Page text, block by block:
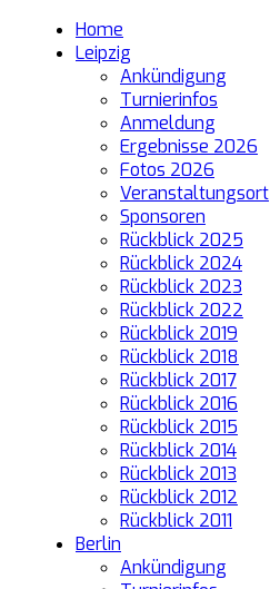
Home
Leipzig
Ankündigung
Turnierinfos
Anmeldung
Ergebnisse 2026
Fotos 2026
Veranstaltungsort
Sponsoren
Rückblick 2025
Rückblick 2024
Rückblick 2023
Rückblick 2022
Rückblick 2019
Rückblick 2018
Rückblick 2017
Rückblick 2016
Rückblick 2015
Rückblick 2014
Rückblick 2013
Rückblick 2012
Rückblick 2011
Berlin
Ankündigung